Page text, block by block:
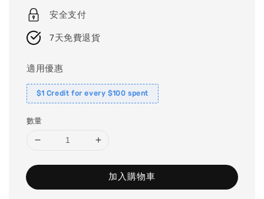
安全支付
7天免費退貨
適用優惠
$1 Credit for every $100 spent
數量
加入購物車